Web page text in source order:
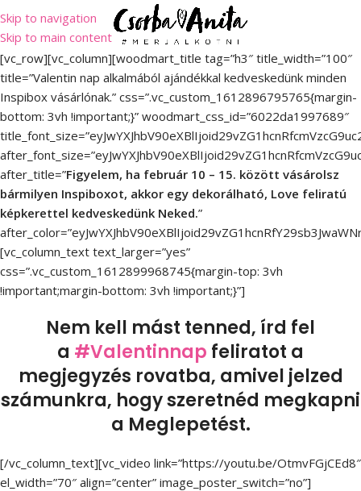
Skip to navigation
Skip to main content
[vc_row][vc_column][woodmart_title tag=”h3″ title_width=”100″
title=”Valentin nap alkalmából ajándékkal kedveskedünk minden
Inspibox vásárlónak.” css=”.vc_custom_1612896795765{margin-
bottom: 3vh !important;}” woodmart_css_id=”6022da1997689″
after_title=”Figyelem, ha február 10 – 15. között vásárolsz
bármilyen Inspiboxot, akkor egy dekorálható, Love feliratú
képkerettel kedveskedünk Neked.”
[vc_column_text text_larger=”yes”
css=”.vc_custom_1612899968745{margin-top: 3vh
!important;margin-bottom: 3vh !important;}”]
Nem kell mást tenned, írd fel
a #Valentinnap feliratot a
megjegyzés rovatba, amivel jelzed
számunkra, hogy szeretnéd megkapni
a Meglepetést.
[/vc_column_text][vc_video link=”https://youtu.be/OtmvFGjCEd8″
el_width=”70″ align=”center” image_poster_switch=”no”]